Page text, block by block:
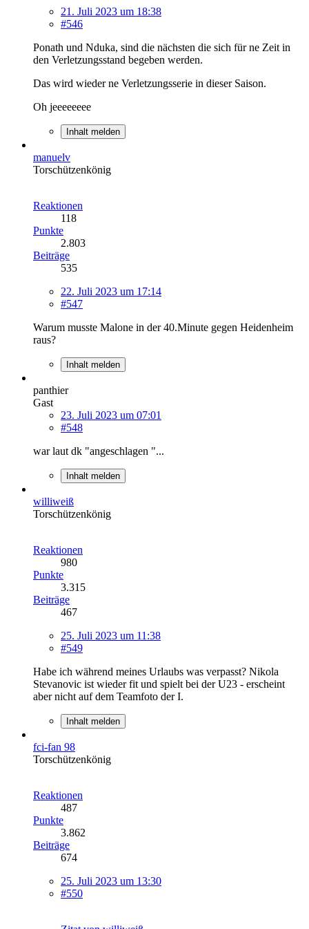
21. Juli 2023 um 18:38
#546
Ponath und Nduka, sind die nächsten die sich für ne Zeit in
den Verletzungsstand begeben werden.
Das wird wieder ne Verletzungsserie in dieser Saison.
Oh jeeeeeeee
Inhalt melden
manuelv
Torschützenkönig
Reaktionen
118
Punkte
2.803
Beiträge
535
22. Juli 2023 um 17:14
#547
Warum musste Malone in der 40.Minute gegen Heidenheim
raus?
Inhalt melden
panthier
Gast
23. Juli 2023 um 07:01
#548
war laut dk "angeschlagen "...
Inhalt melden
williweiß
Torschützenkönig
Reaktionen
980
Punkte
3.315
Beiträge
467
25. Juli 2023 um 11:38
#549
Habe ich während meines Urlaubs was verpasst? Nikola
Stevanovic ist wieder fit und spielt bei der U23 - erscheint
aber nicht auf dem Teamfoto der I.
Inhalt melden
fci-fan 98
Torschützenkönig
Reaktionen
487
Punkte
3.862
Beiträge
674
25. Juli 2023 um 13:30
#550